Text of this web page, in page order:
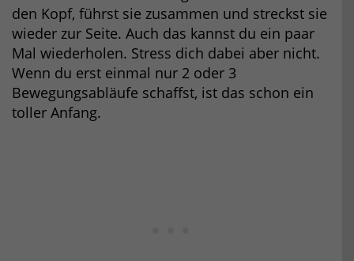
den Kopf, führst sie zusammen und streckst sie
wieder zur Seite. Auch das kannst du ein paar
Mal wiederholen. Stress dich dabei aber nicht.
Wenn du erst einmal nur 2 oder 3
Bewegungsabläufe schaffst, ist das schon ein
toller Anfang.